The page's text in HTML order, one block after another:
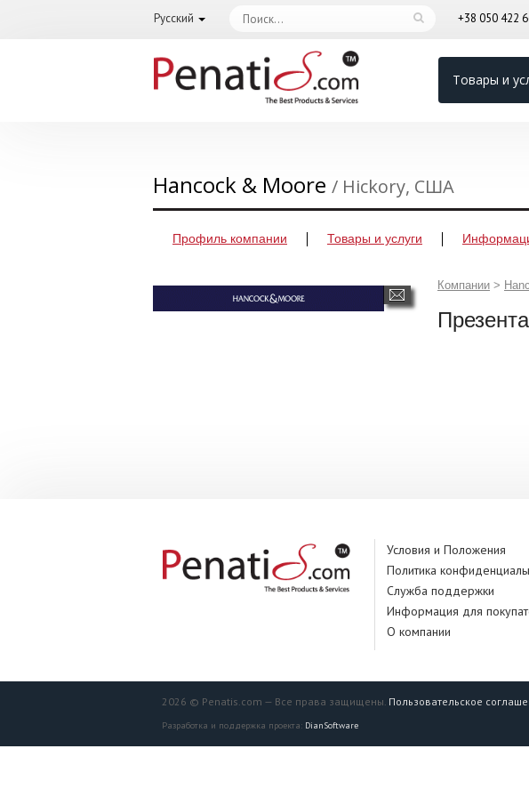
Русский +38 050 422
Товары и
Hancock & Moore / Hickory, США
Профиль компании Товары и услуги
Компании >
Условия и Положения
Политика
Служба поддержки
Информация для
О компании
2026 © Penatis.com — Все права защищены. Пользовательское
Разработка и поддержка проекта: DianSoftware